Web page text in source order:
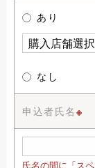
あり
なし
申込者氏名 ※
氏名の間に「ス